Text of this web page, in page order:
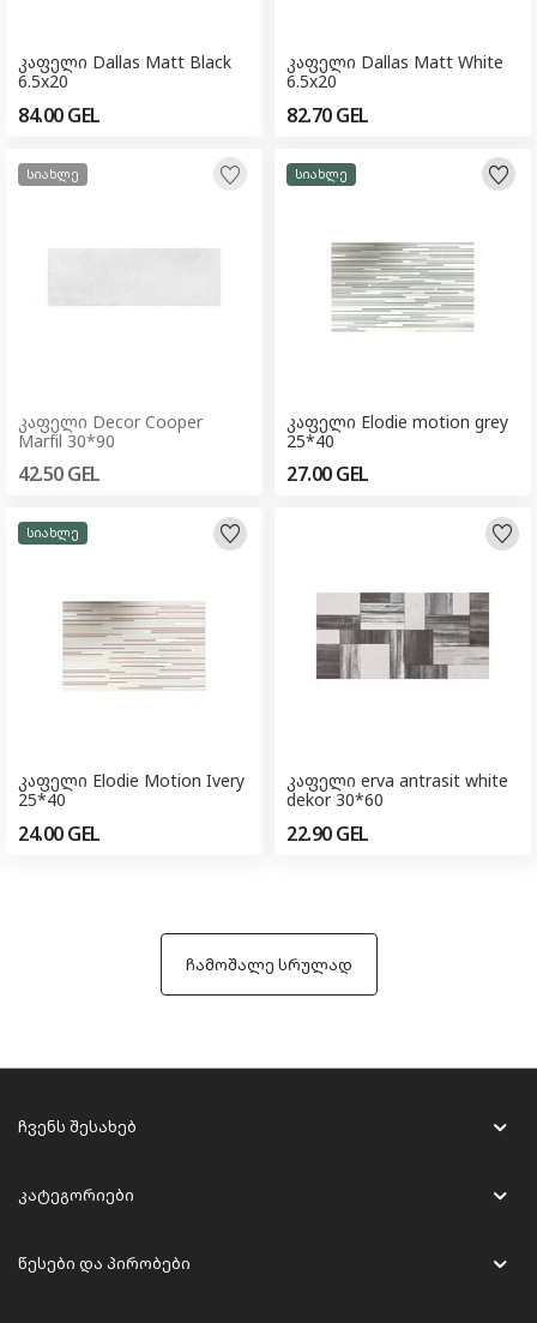
კაფელი Dallas Matt Black
6.5x20
84.00GEL
კაფელი Dallas Matt White
6.5x20
82.70GEL
სიახლე
კაფელი Decor Cooper
Marfil 30*90
42.50GEL
სიახლე
კაფელი Elodie motion grey
25*40
27.00GEL
სიახლე
კაფელი Elodie Motion Ivery
25*40
24.00GEL
კაფელი erva antrasit white
dekor 30*60
22.90GEL
ჩამოშალე სრულად
ჩვენს შესახებ
კატეგორიები
წესები და პირობები